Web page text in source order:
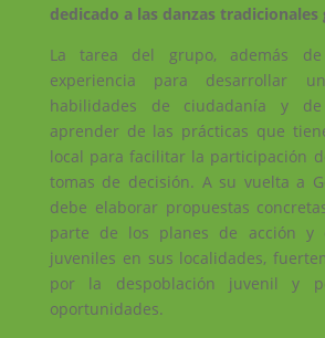
dedicado a las danzas tradicionales
La tarea del grupo, además
experiencia para desarrollar
habilidades de ciudadanía y
aprender de las prácticas que
local para facilitar la participación
tomas de decisión. A su vuelta a
debe elaborar propuestas
parte de los planes de acción y
juveniles en sus localidades,
por la despoblación juvenil y
oportunidades.